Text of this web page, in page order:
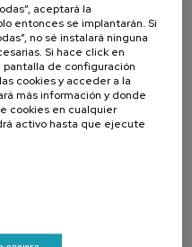
aceptará la
entonces se implantarán. Si
no sé instalará ninguna
Si hace click en
pantalla de configuración
cookies y acceder a la
más información y donde
cookies en cualquier
activo hasta que ejecute